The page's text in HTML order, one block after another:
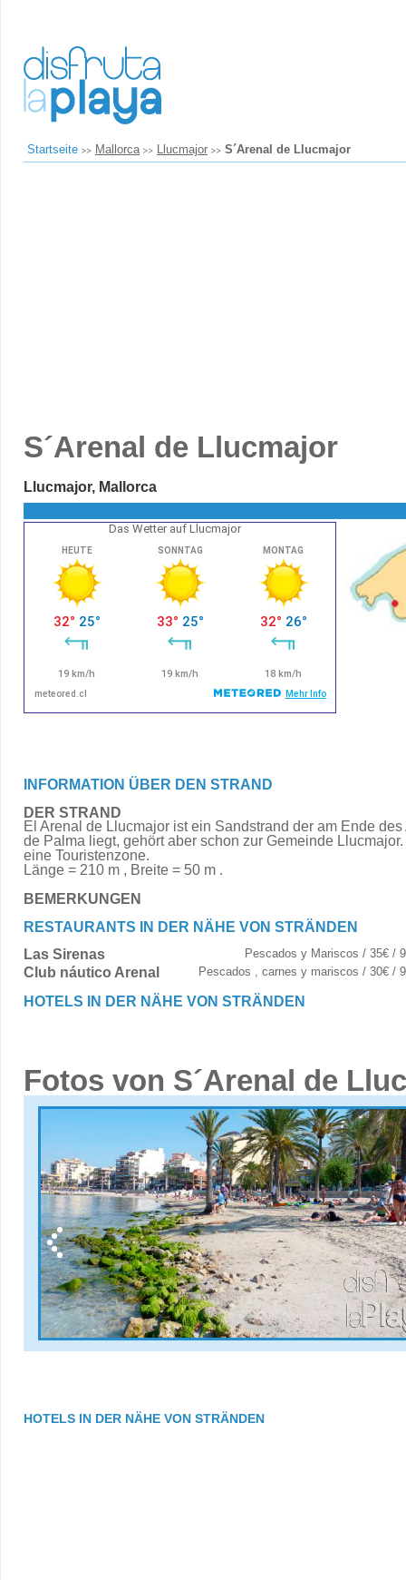
Startseite Mallorca Llucmajor S´Arenal de Llucmajor
S´Arenal de Llucmajor
Llucmajor, Mallorca
Das Wetter auf Llucmajor
INFORMATION ÜBER DEN STRAND
DER STRAND
El Arenal de Llucmajor ist ein Sandstrand der am Ende des
de Palma liegt, gehört aber schon zur Gemeinde
eine Touristenzone.
Länge = 210 m , Breite = 50 m .
BEMERKUNGEN
RESTAURANTS IN DER NÄHE VON STRÄNDEN
Las Sirenas Pescados y Mariscos / 35€ /
Club náutico Arenal Pescados , carnes y mariscos / 30€ /
HOTELS IN DER NÄHE VON STRÄNDEN
Fotos von S´Arenal de
HOTELS IN DER NÄHE VON STRÄNDEN